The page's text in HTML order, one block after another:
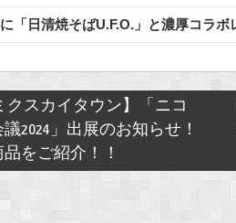
「日清焼そばU.F.O.」と濃厚コラ
クスカイタウン】「ニコ
2024」出展のお知らせ！
をご紹介！！